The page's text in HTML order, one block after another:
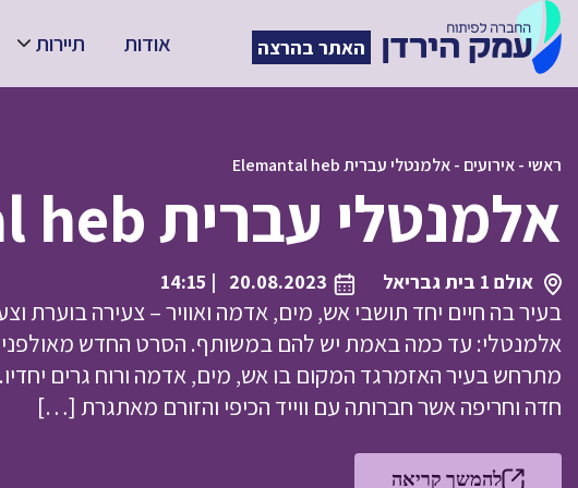
האתר בהרצה אודות תיירות
ראשי-אירועים -אלמנטלי עברית Elemantal heb
אלמנטלי עברית Elemantal heb
אולם 1 בית גבריאל 20.08.2023
| 14:15
בעיר בה חיים יחד תושבי אש, מים, אדמה ואוויר – צעירה בוערת
אלמנטלי: עד כמה באמת יש להם במשותף. הסרט החדש מאולפני
מתרחש בעיר האזמרגד המקום בו אש, מים, אדמה ורוח גרים
חדה וחריפה אשר חברותה עם ווייד הכיפי והזורם מאתגרת […]
להמשך קריאה